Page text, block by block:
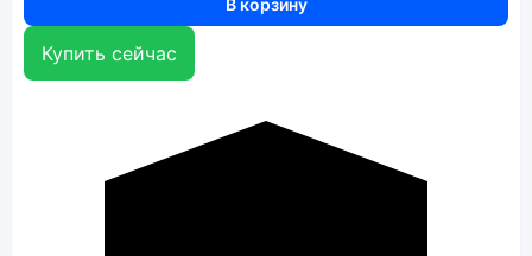
Купить сейчас